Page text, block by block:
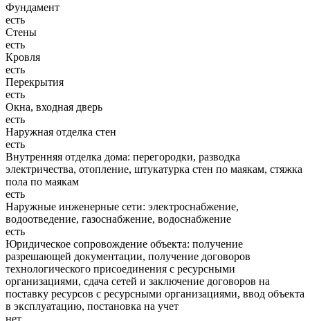
Фундамент
есть
Стены
есть
Кровля
есть
Перекрытия
есть
Окна, входная дверь
есть
Наружная отделка стен
есть
Внутренняя отделка дома: перегородки, разводка
электричества, отопление, штукатурка стен по маякам, стяжка
пола по маякам
есть
Наружные инженерные сети: электроснабжение,
водоотведение, газоснабжение, водоснабжение
есть
Юридическое сопровождение объекта: получение
разрешающей документации, получение договоров
технологического присоединения с ресурсными
организациями, сдача сетей и заключение договоров на
поставку ресурсов с ресурсными организациями, ввод объекта
в эксплуатацию, постановка на учет
нет